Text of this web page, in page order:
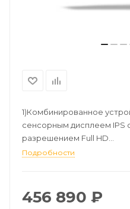
1)Комбинированное
сенсорным дисплеем IPS
разрешением Full HD
*Встроенная поддержка
* Полная совместимость с
Подробности
456 890 ₽